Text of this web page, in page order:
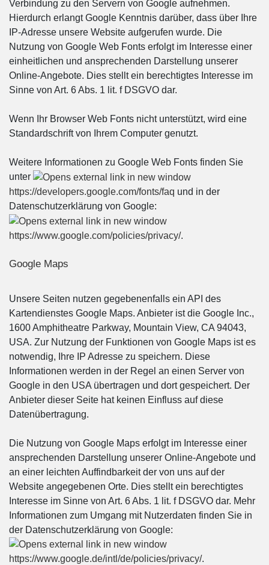
Verbindung zu den Servern von Google aufnehmen.
Hierdurch erlangt Google Kenntnis darüber, dass über Ihre
IP-Adresse unsere Website aufgerufen wurde. Die
Nutzung von Google Web Fonts erfolgt im Interesse einer
einheitlichen und ansprechenden Darstellung unserer
Online-Angebote. Dies stellt ein berechtigtes Interesse im
Sinne von Art. 6 Abs. 1 lit. f DSGVO dar.
Wenn Ihr Browser Web Fonts nicht unterstützt, wird eine
Standardschrift von Ihrem Computer genutzt.
Weitere Informationen zu Google Web Fonts finden Sie
unter
https://developers.google.com/fonts/faq und in der
Datenschutzerklärung von Google:
https://www.google.com/policies/privacy/.
Google Maps
Unsere Seiten nutzen gegebenenfalls ein API des
Kartendienstes Google Maps. Anbieter ist die Google Inc.,
1600 Amphitheatre Parkway, Mountain View, CA 94043,
USA. Zur Nutzung der Funktionen von Google Maps ist es
notwendig, Ihre IP Adresse zu speichern. Diese
Informationen werden in der Regel an einen Server von
Google in den USA übertragen und dort gespeichert. Der
Anbieter dieser Seite hat keinen Einfluss auf diese
Datenübertragung.
Die Nutzung von Google Maps erfolgt im Interesse einer
ansprechenden Darstellung unserer Online-Angebote und
an einer leichten Auffindbarkeit der von uns auf der
Website angegebenen Orte. Dies stellt ein berechtigtes
Interesse im Sinne von Art. 6 Abs. 1 lit. f DSGVO dar. Mehr
Informationen zum Umgang mit Nutzerdaten finden Sie in
der Datenschutzerklärung von Google:
https://www.google.de/intl/de/policies/privacy/.